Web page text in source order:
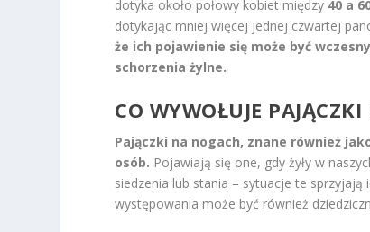
dotyka około połowy kobiet między 40 a
dotykając mniej więcej jednej czwartej
że ich pojawienie się może być
schorzenia żylne.
CO WYWOŁUJE
Pajączki na nogach, znane również
osób. Pojawiają się one, gdy żyły w
siedzenia lub stania – sytuacje te
występowania może być również